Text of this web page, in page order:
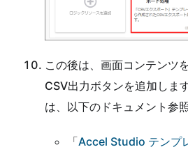
この後は、画面コンテンツ
CSV出力ボタンを追加しま
は、以下のドキュメント参
「Accel Studio テンプ